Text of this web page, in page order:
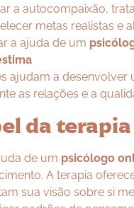
a autocompaixão,
metas realistas e
a ajuda de um
ajudam a desenvolver
as relações e a
da
de um psicólogo
A terapia
sua visão sobre si